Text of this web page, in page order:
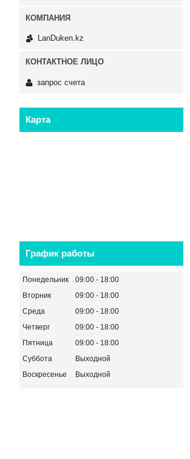
LanDuken.kz
запрос счета
Карта
График работы
Понедельник 09:00
18:00
Вторник
09:00
18:00
Среда
09:00
18:00
Четверг
09:00
18:00
Пятница
09:00
18:00
Суббота
Выходной
Воскресенье
Выходной